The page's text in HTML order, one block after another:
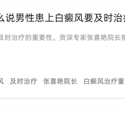
男性患上白癜风要及时治
治疗的重要性。资深专家张喜艳院
及时治疗 张喜艳院长 白癜风治疗